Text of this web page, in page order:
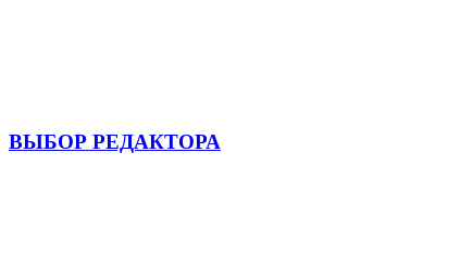
ВЫБОР РЕДАКТОРА